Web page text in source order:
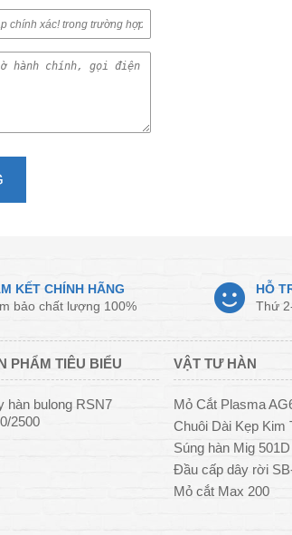
KẾT CHÍNH HÃNG
bảo chất lượng 100%
HỖ
Thứ
PHẨM TIÊU BIỂU
hàn bulong RSN7
2500
VẬT TƯ HÀN
Mỏ Cắt Plasma
Chuôi Dài Kẹp Kim
Súng hàn Mig
Đầu cấp dây rời
Mỏ cắt Max 200